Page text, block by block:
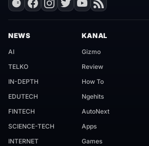
NEWS
AI
TELKO
IN-DEPTH
EDUTECH
FINTECH
SCIENCE-TECH
INTERNET
KANAL
Gizmo
Review
How To
Ngehits
AutoNext
Apps
Games